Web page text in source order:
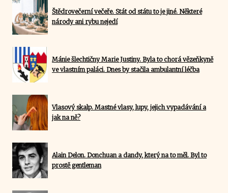
Štědrovečerní večeře. Stát od státu to je jiné. Některé
národy ani rybu nejedí
Mánie šlechtičny Marie Justiny. Byla to chorá vězeňkyně
ve vlastním paláci. Dnes by stačila ambulantní léčba
Vlasový skalp. Mastné vlasy, lupy, jejich vypadávání a
jak na ně?
Alain Delon. Donchuan a dandy, který na to měl. Byl to
prostě gentleman